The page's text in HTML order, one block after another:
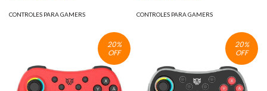
CONTROLES PARA GAMERS CONTROLES PARA GAMERS
20%
OFF
20%
OFF